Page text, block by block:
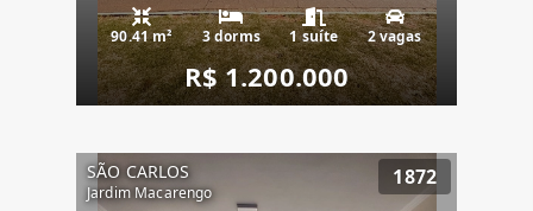
90.41 m² 3 dorms 1 suíte 2 vagas
R$ 1.200.000
SÃO CARLOS
Jardim Macarengo
1872